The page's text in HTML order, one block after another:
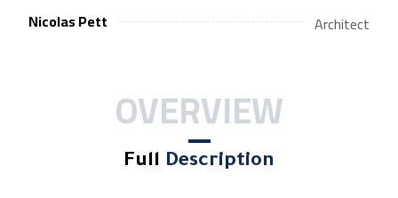
Architect
Nicolas Pett
OVERVIEW
Full Description